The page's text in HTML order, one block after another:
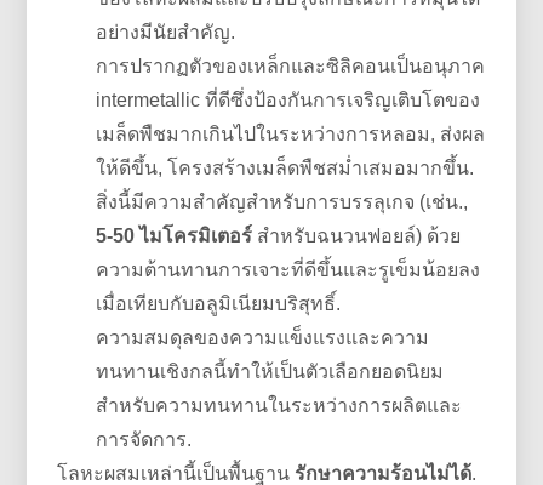
อย่างมีนัยสำคัญ.
การปรากฏตัวของเหล็กและซิลิคอนเป็นอนุภาค
intermetallic ที่ดีซึ่งป้องกันการเจริญเติบโตของ
เมล็ดพืชมากเกินไปในระหว่างการหลอม, ส่งผล
ให้ดีขึ้น, โครงสร้างเมล็ดพืชสม่ำเสมอมากขึ้น.
สิ่งนี้มีความสำคัญสำหรับการบรรลุเกจ (เช่น.,
5-50 ไมโครมิเตอร์ สำหรับฉนวนฟอยล์) ด้วย
ความต้านทานการเจาะที่ดีขึ้นและรูเข็มน้อยลง
เมื่อเทียบกับอลูมิเนียมบริสุทธิ์.
ความสมดุลของความแข็งแรงและความ
ทนทานเชิงกลนี้ทำให้เป็นตัวเลือกยอดนิยม
สำหรับความทนทานในระหว่างการผลิตและ
การจัดการ.
โลหะผสมเหล่านี้เป็นพื้นฐาน รักษาความร้อนไม่ได้.